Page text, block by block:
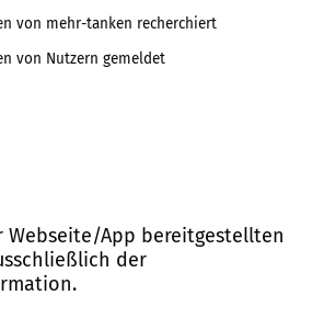
von mehr-tanken recherchiert
von Nutzern gemeldet
App bereitgestellten
der